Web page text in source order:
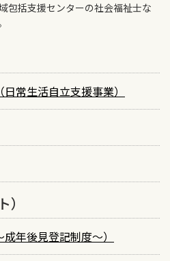
包括支援センターの社会福祉士な
常生活自立支援事業）
年後見登記制度～）